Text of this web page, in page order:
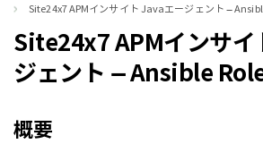
Site24x7 APMインサイト Javaエージェント –
Site24x7 APMインサイ
ジェント – Ansible
概要